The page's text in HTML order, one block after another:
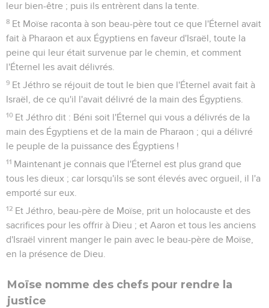
leur bien-être ; puis ils entrèrent dans la tente.
8 Et Moïse raconta à son beau-père tout ce que l'Éternel avait
fait à Pharaon et aux Égyptiens en faveur d'Israël, toute la
peine qui leur était survenue par le chemin, et comment
l'Éternel les avait délivrés.
9 Et Jéthro se réjouit de tout le bien que l'Éternel avait fait à
Israël, de ce qu'il l'avait délivré de la main des Égyptiens.
10 Et Jéthro dit : Béni soit l'Éternel qui vous a délivrés de la
main des Égyptiens et de la main de Pharaon ; qui a délivré
le peuple de la puissance des Égyptiens !
11 Maintenant je connais que l'Éternel est plus grand que
tous les dieux ; car lorsqu'ils se sont élevés avec orgueil, il l'a
emporté sur eux.
12 Et Jéthro, beau-père de Moïse, prit un holocauste et des
sacrifices pour les offrir à Dieu ; et Aaron et tous les anciens
d'Israël vinrent manger le pain avec le beau-père de Moïse,
en la présence de Dieu.
Moïse nomme des chefs pour rendre la
justice